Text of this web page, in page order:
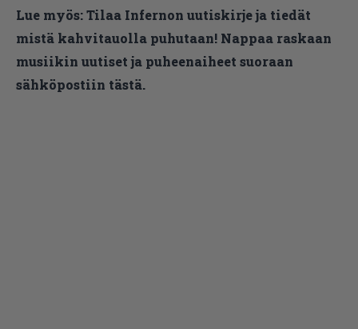
Lue myös:Tilaa Infernon uutiskirje ja tiedät
mistä kahvitauolla puhutaan! Nappaa raskaan
musiikin uutiset ja puheenaiheet suoraan
sähköpostiin tästä.